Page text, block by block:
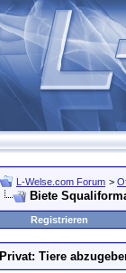
L-Welse.com Forum >
Biete
Registrieren
Privat: Tiere